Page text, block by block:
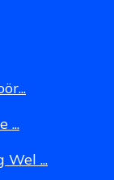
...
Wel ...